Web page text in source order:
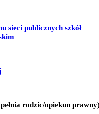
sieci publicznych szkół
rodzic/opiekun